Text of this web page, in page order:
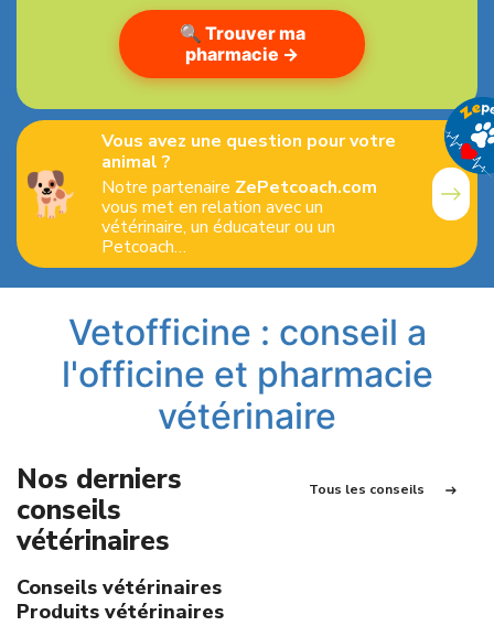
🔍 Trouver ma
pharmacie →
🐕
Vous avez une question pour votre
animal ?
Notre partenaire ZePetcoach.com
vous met en relation avec un
vétérinaire, un éducateur ou un
Petcoach…
Vetofficine : conseil a
l'officine et pharmacie
vétérinaire
Nos derniers
conseils
vétérinaires
Tous les conseils
Conseils vétérinaires
Produits vétérinaires